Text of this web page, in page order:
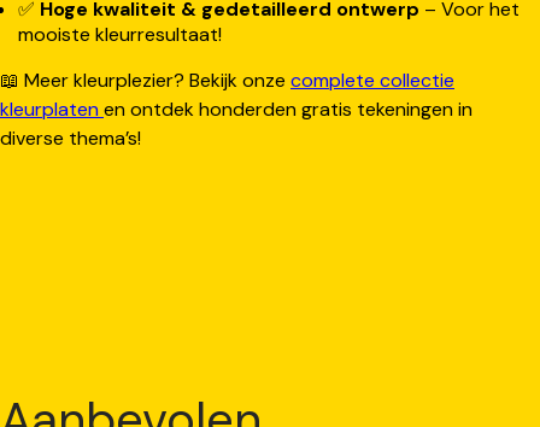
✅ Hoge kwaliteit & gedetailleerd ontwerp – Voor het
mooiste kleurresultaat!
📖 Meer kleurplezier? Bekijk onze complete collectie
kleurplatenen ontdek honderden gratis tekeningen in
diverse thema’s!